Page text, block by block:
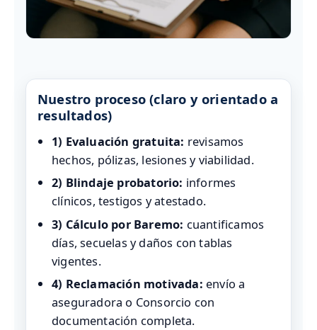
Nuestro proceso (claro y orientado a
resultados)
1) Evaluación gratuita: revisamos
hechos, pólizas, lesiones y viabilidad.
2) Blindaje probatorio: informes
clínicos, testigos y atestado.
3) Cálculo por Baremo: cuantificamos
días, secuelas y daños con tablas
vigentes.
4) Reclamación motivada: envío a
aseguradora o Consorcio con
documentación completa.